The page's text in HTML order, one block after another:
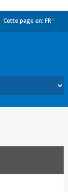
Cette page en: FR